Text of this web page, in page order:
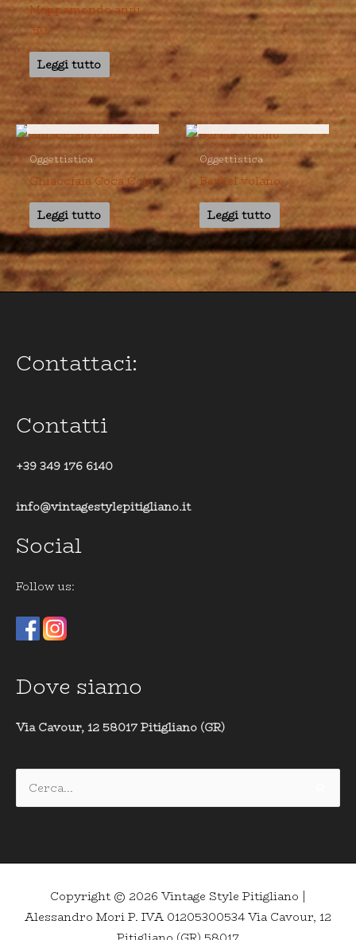
Mappamondo anni
’50
Leggi tutto
ESAURITO
Oggettistica
Ghiacciaia Coca Cola
Leggi tutto
ESAURITO
Oggettistica
Berkel volano
Leggi tutto
Contattaci:
Contatti
+39 349 176 6140
info@vintagestylepitigliano.it
Social
Follow us:
Dove siamo
Via Cavour, 12 58017 Pitigliano (GR)
Cerca:
Copyright © 2026 Vintage Style Pitigliano |
Alessandro Mori P. IVA 01205300534 Via Cavour, 12